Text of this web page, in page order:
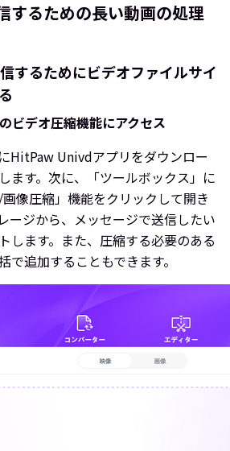
するための長い動画の処理
するためにビデオファイルサイ
ビデオ圧縮機能にアクセス
HitPaw Univdアプリをダウンロー
ます。次に、「ツールボックス」に
像圧縮」機能をクリックして開き
ージから、メッセージで送信したい
します。また、圧縮する必要のある
で追加することもできます。